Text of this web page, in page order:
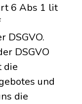
6 Abs 1 lit
DSGVO.
DSGVO
die
und
die